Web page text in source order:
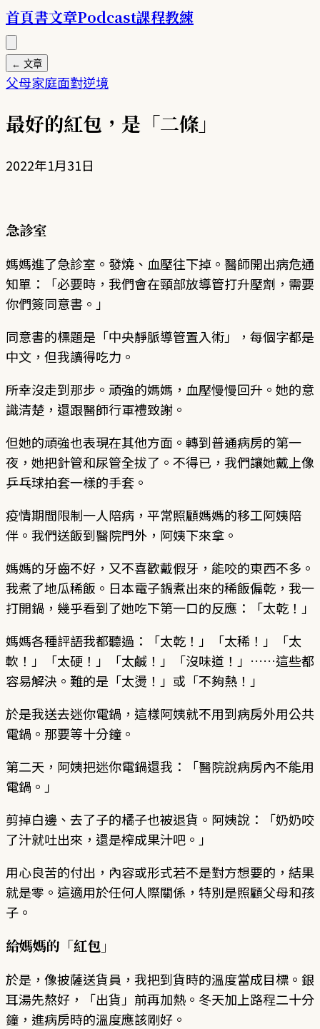
首頁書文章Podcast課程教練
← 文章
父母家庭面對逆境
最好的紅包，是「二條」
2022年1月31日
急診室
媽媽進了急診室。發燒、血壓往下掉。醫師開出病危通
知單：「必要時，我們會在頸部放導管打升壓劑，需要
你們簽同意書。」
同意書的標題是「中央靜脈導管置入術」，每個字都是
中文，但我讀得吃力。
所幸沒走到那步。頑強的媽媽，血壓慢慢回升。她的意
識清楚，還跟醫師行軍禮致謝。
但她的頑強也表現在其他方面。轉到普通病房的第一
夜，她把針管和尿管全拔了。不得已，我們讓她戴上像
乒乓球拍套一樣的手套。
疫情期間限制一人陪病，平常照顧媽媽的移工阿姨陪
伴。我們送飯到醫院門外，阿姨下來拿。
媽媽的牙齒不好，又不喜歡戴假牙，能咬的東西不多。
我煮了地瓜稀飯。日本電子鍋煮出來的稀飯偏乾，我一
打開鍋，幾乎看到了她吃下第一口的反應：「太乾！」
媽媽各種評語我都聽過：「太乾！」「太稀！」「太
軟！」「太硬！」「太鹹！」「沒味道！」……這些都
容易解決。難的是「太燙！」或「不夠熱！」
於是我送去迷你電鍋，這樣阿姨就不用到病房外用公共
電鍋。那要等十分鐘。
第二天，阿姨把迷你電鍋還我：「醫院說病房內不能用
電鍋。」
剪掉白邊、去了子的橘子也被退貨。阿姨說：「奶奶咬
了汁就吐出來，還是榨成果汁吧。」
用心良苦的付出，內容或形式若不是對方想要的，結果
就是零。這適用於任何人際關係，特別是照顧父母和孩
子。
給媽媽的「紅包」
於是，像披薩送貨員，我把到貨時的溫度當成目標。銀
耳湯先熬好，「出貨」前再加熱。冬天加上路程二十分
鐘，進病房時的溫度應該剛好。